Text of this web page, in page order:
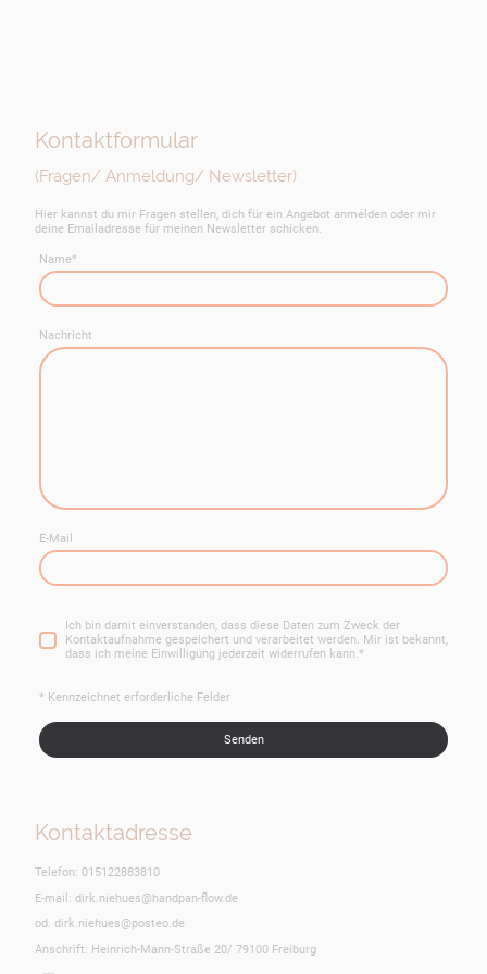
Kontaktformular
(Fragen/ Anmeldung/ Newsletter)
Hier kannst du mir Fragen stellen, dich für ein Angebot anmelden oder mir
deine Emailadresse für meinen Newsletter schicken.
Name*
Nachricht
E-Mail
Ich bin damit einverstanden, dass diese Daten zum Zweck der
Kontaktaufnahme gespeichert und verarbeitet werden. Mir ist bekannt,
dass ich meine Einwilligung jederzeit widerrufen kann.*
* Kennzeichnet erforderliche Felder
Senden
Kontaktadresse
Telefon: 015122883810
E-mail: dirk.niehues@handpan-flow.de
od. dirk.niehues@posteo.de
Anschrift: Heinrich-Mann-Straße 20/ 79100 Freiburg